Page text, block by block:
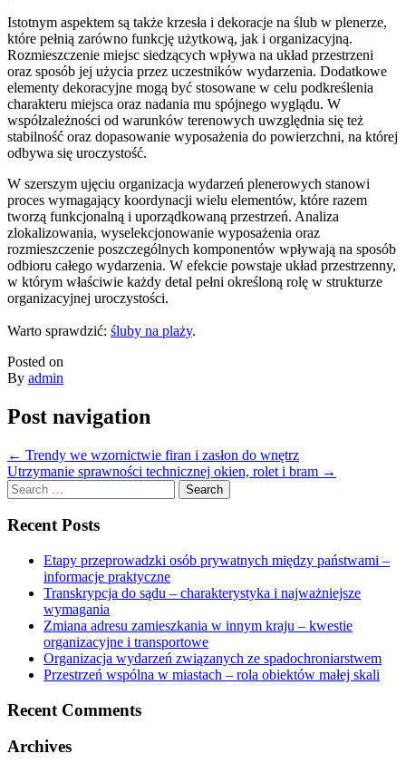
Istotnym aspektem są także krzesła i dekoracje na ślub w plenerze,
które pełnią zarówno funkcję użytkową, jak i organizacyjną.
Rozmieszczenie miejsc siedzących wpływa na układ przestrzeni
oraz sposób jej użycia przez uczestników wydarzenia. Dodatkowe
elementy dekoracyjne mogą być stosowane w celu podkreślenia
charakteru miejsca oraz nadania mu spójnego wyglądu. W
współzależności od warunków terenowych uwzględnia się też
stabilność oraz dopasowanie wyposażenia do powierzchni, na której
odbywa się uroczystość.
W szerszym ujęciu organizacja wydarzeń plenerowych stanowi
proces wymagający koordynacji wielu elementów, które razem
tworzą funkcjonalną i uporządkowaną przestrzeń. Analiza
zlokalizowania, wyselekcjonowanie wyposażenia oraz
rozmieszczenie poszczególnych komponentów wpływają na sposób
odbioru całego wydarzenia. W efekcie powstaje układ przestrzenny,
w którym właściwie każdy detal pełni określoną rolę w strukturze
organizacyjnej uroczystości.
Warto sprawdzić: śluby na plaży.
Posted on
By admin
Post navigation
← Trendy we wzornictwie firan i zasłon do wnętrz
Utrzymanie sprawności technicznej okien, rolet i bram →
Search
for:
Recent Posts
Etapy przeprowadzki osób prywatnych między państwami –
informacje praktyczne
Transkrypcja do sądu – charakterystyka i najważniejsze
wymagania
Zmiana adresu zamieszkania w innym kraju – kwestie
organizacyjne i transportowe
Organizacja wydarzeń związanych ze spadochroniarstwem
Przestrzeń wspólna w miastach – rola obiektów małej skali
Recent Comments
Archives